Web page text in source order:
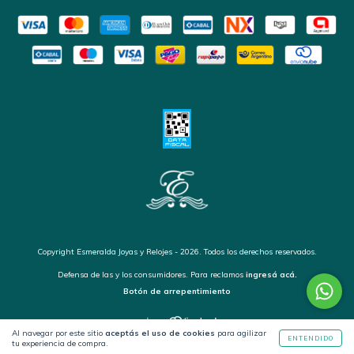
Al navegar por este sitio aceptás el uso de cookies para agilizar
tu experiencia de compra.
ENTENDIDO
Copyright Esmeralda Joyas y Relojes - 2026. Todos los derechos reservados.
Defensa de las y los consumidores. Para reclamos ingresá acá.
Botón de arrepentimiento